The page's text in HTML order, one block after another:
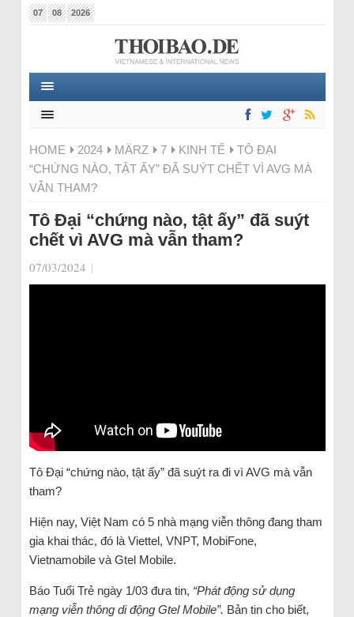
07 08 2026
HOME 2024 MÄRZ 7 KINH TẾ
TÔ ĐẠI
“CHỨNG NÀO, TẬT ẤY” ĐÃ SUÝT CHẾT VÌ AVG MÀ
VẪN THAM?
Tô Đại “chứng nào, tật ấy” đã suýt
chết vì AVG mà vẫn tham?
07/03/2024 |
Tô Đại “chứng nào, tật ấy” đã suýt ra đi vì AVG mà vẫn
tham?
Hiện nay, Việt Nam có 5 nhà mạng viễn thông đang tham
gia khai thác, đó là Viettel, VNPT, MobiFone,
Vietnamobile và Gtel Mobile.
Báo Tuổi Trẻ ngày 1/03 đưa tin, “Phát động sử dụng
mạng viễn thông di động Gtel Mobile”. Bản tin cho biết,